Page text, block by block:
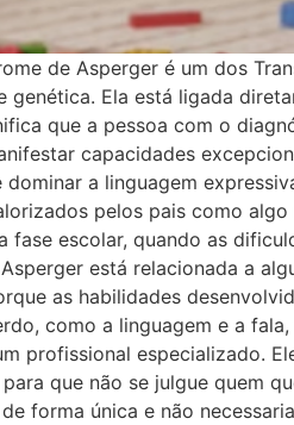
de Asperger é um dos
genética. Ela está ligada
que a pessoa com o
capacidades
a linguagem
pelos pais como
escolar, quando as
está relacionada a
as habilidades
como a linguagem e a
profissional especializado.
que não se julgue quem
forma única e não